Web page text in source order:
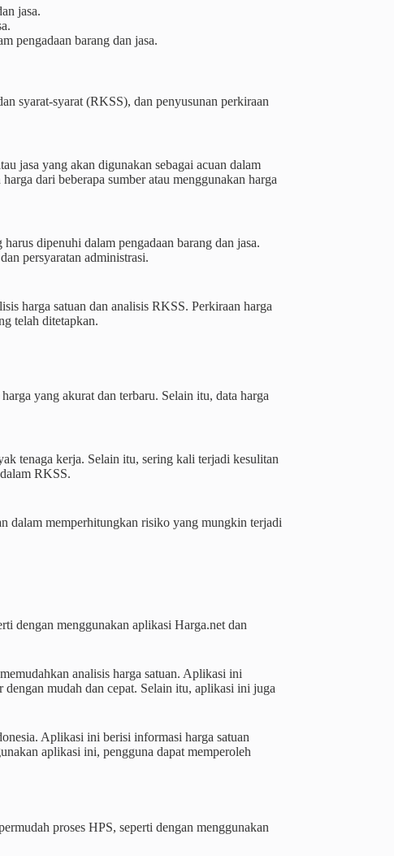
jasa.
pengadaan barang dan jasa.
syarat-syarat (RKSS), dan penyusunan perkiraan
jasa yang akan digunakan sebagai acuan dalam
dari beberapa sumber atau menggunakan harga
dipenuhi dalam pengadaan barang dan jasa.
persyaratan administrasi.
harga satuan dan analisis RKSS. Perkiraan harga
telah ditetapkan.
yang akurat dan terbaru. Selain itu, data harga
tenaga kerja. Selain itu, sering kali terjadi kesulitan
RKSS.
dalam memperhitungkan risiko yang mungkin terjadi
dengan menggunakan aplikasi Harga.net dan
analisis harga satuan. Aplikasi ini
mudah dan cepat. Selain itu, aplikasi ini juga
Aplikasi ini berisi informasi harga satuan
aplikasi ini, pengguna dapat memperoleh
proses HPS, seperti dengan menggunakan